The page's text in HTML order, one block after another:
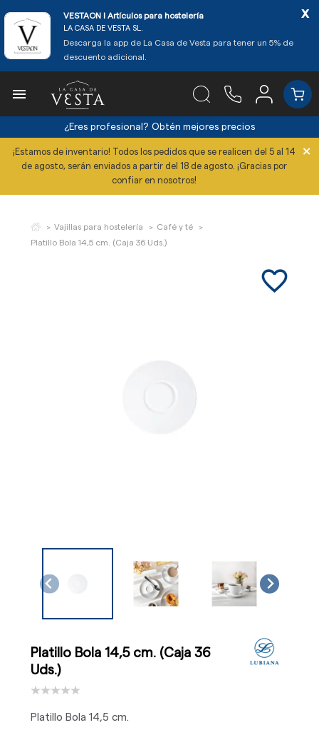
VESTAON l Artículos para hostelería
LA CASA DE VESTA SL.
Descarga la app de La Casa de Vesta para tener un 5% de
descuento adicional.
x

¿Eres profesional? Obtén mejores precios
¡Estamos de inventario! Todos los pedidos que se realicen del 5 al 14
de agosto, serán enviados a partir del 18 de agosto. ¡Gracias por
confiar en nosotros!
×
Vajillas para hostelería
Café y té
Platillo Bola 14,5 cm. (Caja 36 Uds.)
favorite_border
Platillo Bola 14,5 cm. (Caja 36
Uds.)
Platillo Bola 14,5 cm.